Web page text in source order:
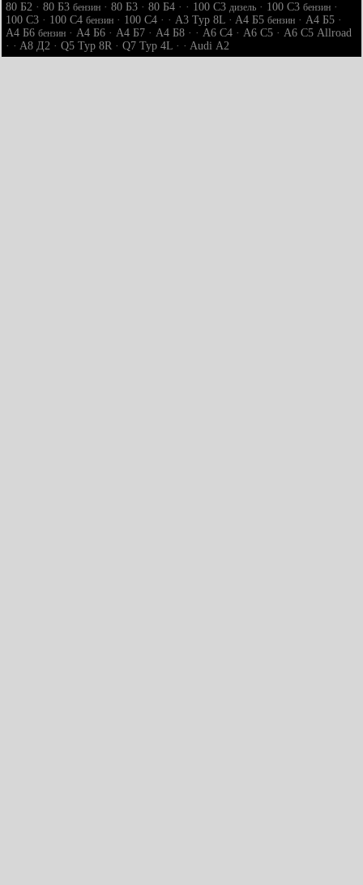
80 Б2 · 80 Б3 бензин · 80 Б3 · 80 Б4 · · 100 С3 дизель · 100 С3 бензин ·
100 С3 · 100 С4 бензин · 100 С4 · · A3 Typ 8L · A4 Б5 бензин · A4 Б5 ·
A4 Б6 бензин · A4 Б6 · A4 Б7 · A4 Б8 · · A6 С4 · A6 С5 · A6 С5 Allroad
· · A8 Д2 · Q5 Typ 8R · Q7 Typ 4L · · Audi А2